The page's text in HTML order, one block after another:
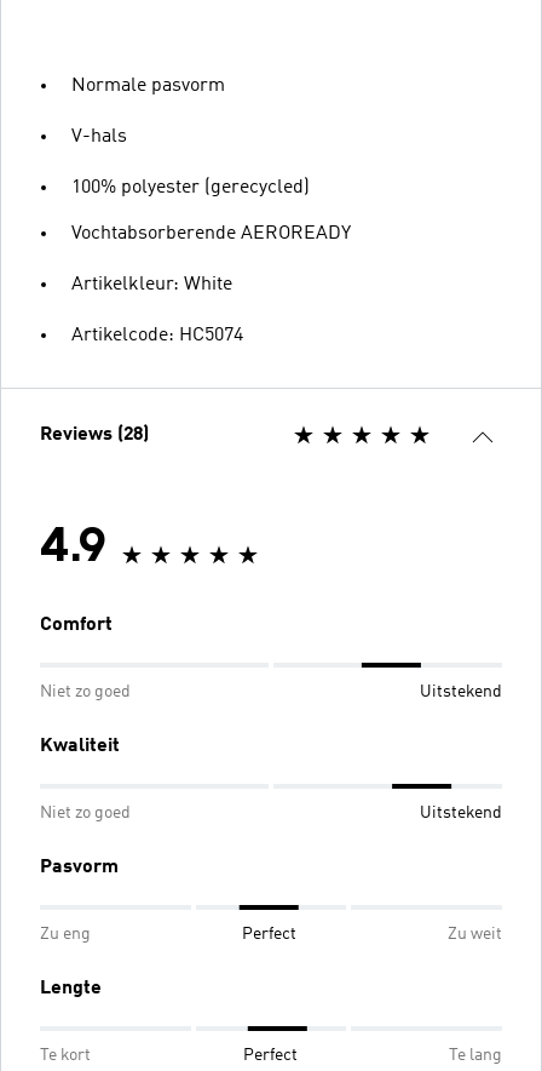
Normale pasvorm
V-hals
100% polyester (gerecycled)
Vochtabsorberende AEROREADY
Artikelkleur: White
Artikelcode: HC5074
Reviews (28)
4.9
Comfort
Niet zo goed Uitstekend
Kwaliteit
Niet zo goed Uitstekend
Pasvorm
Zu eng Perfect Zu weit
Lengte
Te kort Perfect Te lang